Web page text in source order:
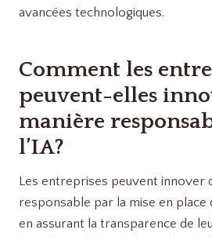
avancées technologiques.
Comment les
peuvent-elles
manière
l’IA?
Les entreprises peuvent innover
responsable par la mise en place
en assurant la transparence de